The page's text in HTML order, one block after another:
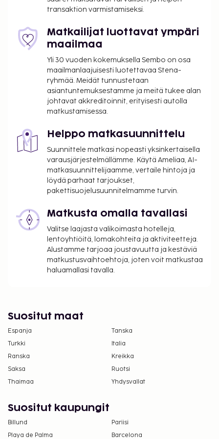
kuivapesula-/pesulapalvelut. Asiakkailla on
(saatavilla ympäri vuorokauden) ja maksulliset
kuljetukset rautatieasemalta majoituspaikkaan.
langaton internetyhteys ja concierge-palvelut.
Hotelli tarjoaa asiakkailleen huonepalvelun
(rajoitettuina aikoina). Baarissa voit nauttia raikasta
juotavaa. Maksullinen buffetaamiainen tarjotaan
päivittäin klo 7.00–11.00. Tämän majoituspaikan
turismin kehitysjärjestö ATOUT.
Majoituspaikka veloittaa seuraavat paikan päällä
suoritettavat maksut. Maksuihin saattaa sisältyä
sovellettavat verot:
Kaupungin perimä vero: 8.45 EUR per henkilö
vanhoilta lapsilta.
Tässä on mainittu kaikki majoituspaikan meille
ilmoittamat maksut.
Maksu buffetaamiaisesta: noin 22 EUR per
henkilö
Yllä oleva luettelo ei ehkä kata kaikkea. Maksut ja
takuumaksut eivät välttämättä sisällä veroja, ja ne
saattavat muuttua.
Kansallisten määräysten vuoksi käteismaksut
eivät voi ylittää 1000 EUR:n suuruista summaa
ottamalla yhteyttä majoituspaikkaan
varausvahvistuksessa olevien tietojen avulla.
Kansallisten tai paikallisten lakien mukaan
transaktion varmistamiseksi.
Matkailijat luottavat ympäri
maailmaa
Yli 30 vuoden kokemuksella Sembo on osa
maailmanlaajuisesti luotettavaa Stena-
ryhmää. Meidät tunnustetaan
asiantuntemuksestamme ja meitä tukee alan
johtavat akkreditoinnit, erityisesti autolla
matkustamisessa.
Helppo matkasuunnittelu
Suunnittele matkasi nopeasti yksinkertaisella
varausjärjestelmällämme. Käytä Ameliaa, AI-
matkasuunnittelijaamme, vertaile hintoja ja
löydä parhaat tarjoukset,
pakettisuojelusuunnitelmamme turvin.
Matkusta omalla tavallasi
Valitse laajasta valikoimasta hotelleja,
lentoyhtiöitä, lomakohteita ja aktiviteetteja.
Alustamme tarjoaa joustavuutta ja kestäviä
matkustusvaihtoehtoja, joten voit matkustaa
haluamallasi tavalla.
Suositut maat
Espanja
Tanska
Turkki
Italia
Ranska
Kreikka
Saksa
Ruotsi
Thaimaa
Yhdysvallat
Suositut kaupungit
Billund
Pariisi
Playa de Palma
Barcelona